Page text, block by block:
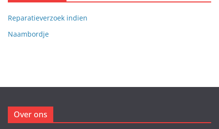
Reparatieverzoek indien
Naambordje
Over ons